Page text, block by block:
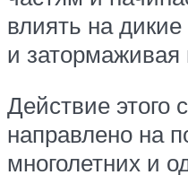
влиять на дикие
и затормаживая
Действие этого
направлено на
многолетних и